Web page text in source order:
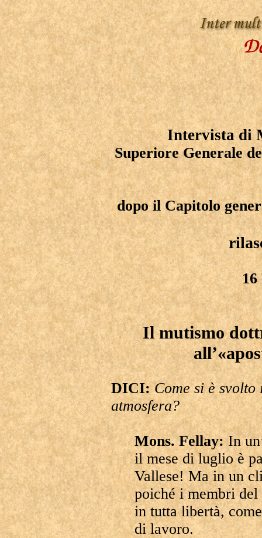
Intervista di
Superiore Generale
dopo il Capitolo
16
Il mutismo
DICI:Come si è
atmosfera?
Mons. Fellay:In
il mese di luglio è
Vallese! Ma in un
poiché i membri
in tutta libertà,
di lavoro.